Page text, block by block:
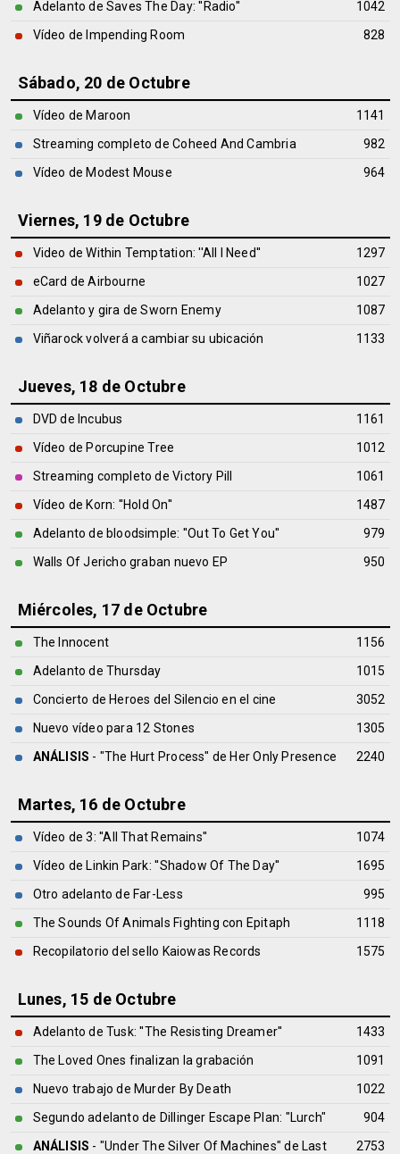
Adelanto de Saves The Day: ''Radio''
1042
Vídeo de Impending Room
828
Sábado, 20 de Octubre
Vídeo de Maroon
1141
Streaming completo de Coheed And Cambria
982
Vídeo de Modest Mouse
964
Viernes, 19 de Octubre
Video de Within Temptation: ''All I Need''
1297
eCard de Airbourne
1027
Adelanto y gira de Sworn Enemy
1087
Viñarock volverá a cambiar su ubicación
1133
Jueves, 18 de Octubre
DVD de Incubus
1161
Vídeo de Porcupine Tree
1012
Streaming completo de Victory Pill
1061
Vídeo de Korn: ''Hold On''
1487
Adelanto de bloodsimple: ''Out To Get You''
979
Walls Of Jericho graban nuevo EP
950
Miércoles, 17 de Octubre
The Innocent
1156
Adelanto de Thursday
1015
Concierto de Heroes del Silencio en el cine
3052
Nuevo vídeo para 12 Stones
1305
ANÁLISIS - "The Hurt Process" de Her Only Presence 2240
Martes, 16 de Octubre
Vídeo de 3: ''All That Remains''
1074
Vídeo de Linkin Park: ''Shadow Of The Day''
1695
Otro adelanto de Far-Less
995
The Sounds Of Animals Fighting con Epitaph
1118
Recopilatorio del sello Kaiowas Records
1575
Lunes, 15 de Octubre
Adelanto de Tusk: ''The Resisting Dreamer''
1433
The Loved Ones finalizan la grabación
1091
Nuevo trabajo de Murder By Death
1022
Segundo adelanto de Dillinger Escape Plan: "Lurch"
904
ANÁLISIS - "Under The Silver Of Machines" de Last
2753